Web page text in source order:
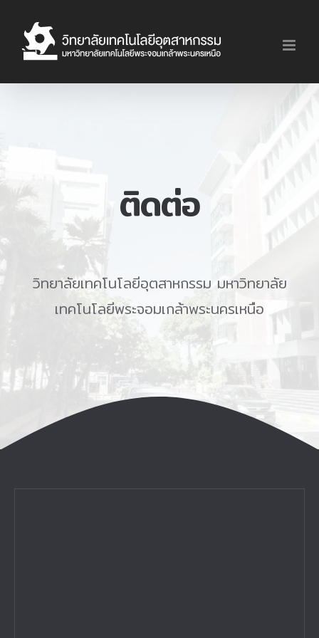
content
ติดต่อ
วิทยาลัยเทคโนโลยีอุตสาหกรรม มหาวิทยาลัย
เทคโนโลยีพระจอมเกล้าพระนครเหนือ